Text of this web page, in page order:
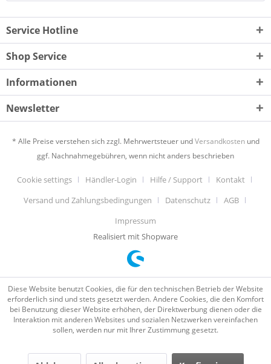
Service Hotline
Shop Service
Informationen
Newsletter
* Alle Preise verstehen sich zzgl. Mehrwertsteuer undVersandkostenund
ggf. Nachnahmegebühren, wenn nicht anders beschrieben
Cookie settings Händler-Login Hilfe / Support
Kontakt
Versand und Zahlungsbedingungen
Datenschutz
AGB
Impressum
Realisiert mit Shopware
Diese Website benutzt Cookies, die für den technischen Betrieb der Website
erforderlich sind und stets gesetzt werden. Andere Cookies, die den Komfort
bei Benutzung dieser Website erhöhen, der Direktwerbung dienen oder die
Interaktion mit anderen Websites und sozialen Netzwerken vereinfachen
sollen, werden nur mit Ihrer Zustimmung gesetzt.